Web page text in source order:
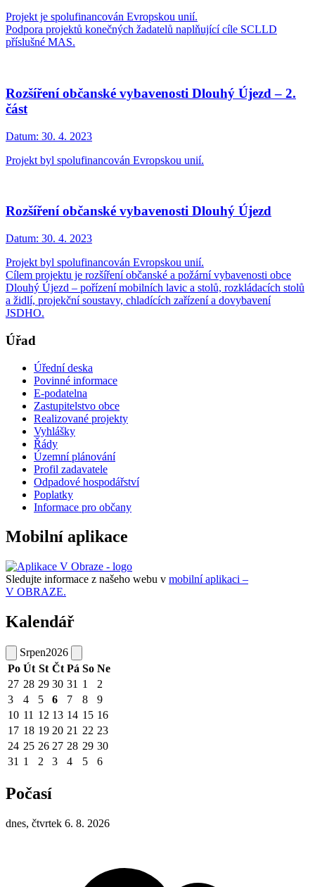
Projekt je spolufinancován Evropskou unií.
Podpora projektů konečných žadatelů naplňující cíle SCLLD
příslušné MAS.
Rozšíření občanské vybavenosti Dlouhý Újezd – 2.
část
Datum: 30. 4. 2023
Projekt byl spolufinancován Evropskou unií.
Rozšíření občanské vybavenosti Dlouhý Újezd
Datum: 30. 4. 2023
Projekt byl spolufinancován Evropskou unií.
Cílem projektu je rozšíření občanské a požární vybavenosti obce
Dlouhý Újezd – pořízení mobilních lavic a stolů, rozkládacích stolů
a židlí, projekční soustavy, chladících zařízení a dovybavení
JSDHO.
Úřad
Úřední deska
Povinné informace
E-podatelna
Zastupitelstvo obce
Realizované projekty
Vyhlášky
Řády
Územní plánování
Profil zadavatele
Odpadové hospodářství
Poplatky
Informace pro občany
Mobilní aplikace
Sledujte informace z našeho webu v mobilní aplikaci –
V OBRAZE.
Kalendář
Srpen2026
Po Út St Čt Pá So Ne
27 28 29 30 31 1
2
3
4 5 6 7 8
9
10 11 12 13 14 15 16
17 18 19 20 21 22 23
24 25 26 27 28 29 30
31 1 2 3 4 5 6
Počasí
dnes, čtvrtek 6. 8. 2026